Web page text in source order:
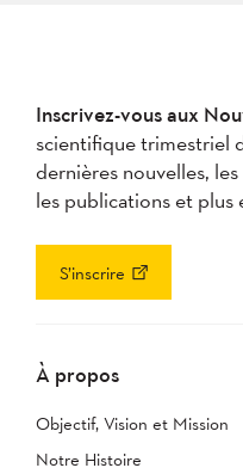
Inscrivez-vous aux
scientifique trimestriel
dernières nouvelles,
les publications et plus
S’inscrire
À propos
Objectif, Vision et Mission
Notre Histoire